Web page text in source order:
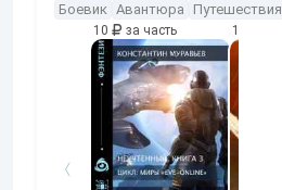
Боевик Авантюра Путешествия
10 за часть 10